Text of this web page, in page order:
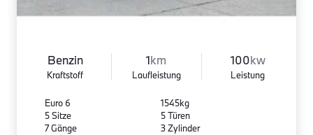
Benzin
Kraftstoff
1km
Laufleistung
100kw
Leistung
Euro 6
5 Sitze
7 Gänge
1545kg
5 Türen
3 Zylinder